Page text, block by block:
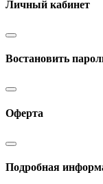
Личный кабинет
Востановить
Оферта
Подробная